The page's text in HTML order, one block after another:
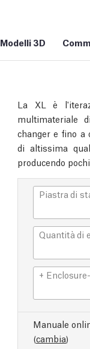
Modelli 3D
La XL è
multimateriale
changer e fino a
di altissima
producendo
Piastra di
Quantità di
+
Manuale
(cambia)